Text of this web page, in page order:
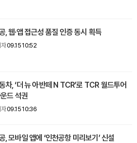
, 웹·앱 접근성 품질 인증 동시 획득
09.15 10:52
차, ‘더 뉴 아반떼 N TCR’로 TCR 월드투어
드 석권
09.15 10:36
, 모바일 앱에 ‘인천공항 미리보기’ 신설